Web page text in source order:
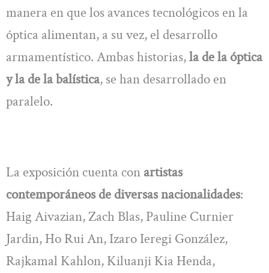
manera en que los avances tecnológicos en la
óptica alimentan, a su vez, el desarrollo
armamentístico. Ambas historias,la de la óptica
y la de la balística, se han desarrollado en
paralelo.
La exposición cuenta con artistas
contemporáneos de diversas nacionalidades:
Haig Aivazian, Zach Blas, Pauline Curnier
Jardin, Ho Rui An, Izaro Ieregi González,
Rajkamal Kahlon, Kiluanji Kia Henda,